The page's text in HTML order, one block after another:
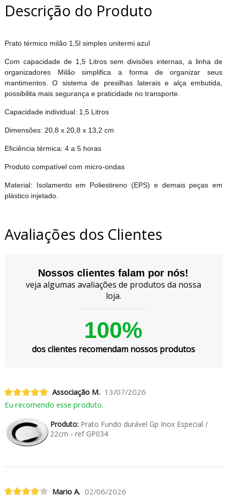
Descrição do Produto
Prato térmico milão 1,5l simples unitermi azul
Com capacidade de 1,5 Litros sem divisões internas, a linha de
organizadores Milão simplifica a forma de organizar seus
mantimentos. O sistema de presilhas laterais e alça embutida,
possibilita mais segurança e praticidade no transporte.
Capacidade individual: 1,5 Litros
Dimensões: 20,8 x 20,8 x 13,2 cm
Eficiência térmica: 4 a 5 horas
Produto compatível com micro-ondas
Material: Isolamento em Poliestireno (EPS) e demais peças em
plástico injetado.
Avaliações dos Clientes
Nossos clientes falam por nós!
veja algumas avaliações de produtos da nossa
loja.
100%
dos clientes recomendam nossos produtos
Associação M. 13/07/2026
Eu recomendo esse produto.
Produto:Prato Fundo durável Gp Inox Especial /
22cm - ref GP034
Mario A. 02/06/2026